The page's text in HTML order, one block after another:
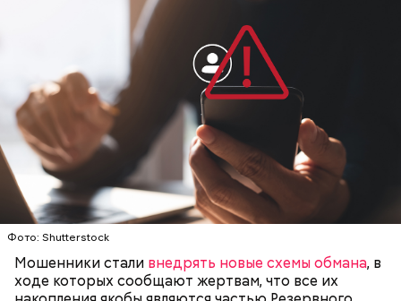
Фото: Shutterstock
Мошенники стали внедрять новые схемы обмана, в
ходе которых сообщают жертвам, что все их